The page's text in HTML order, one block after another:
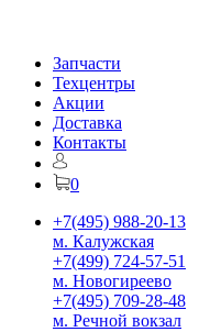
Запчасти
Техцентры
Акции
Доставка
Контакты
0
+7(495) 988-20-13
м. Калужская
+7(499) 724-57-51
м. Новогиреево
+7(495) 709-28-48
м. Речной вокзал